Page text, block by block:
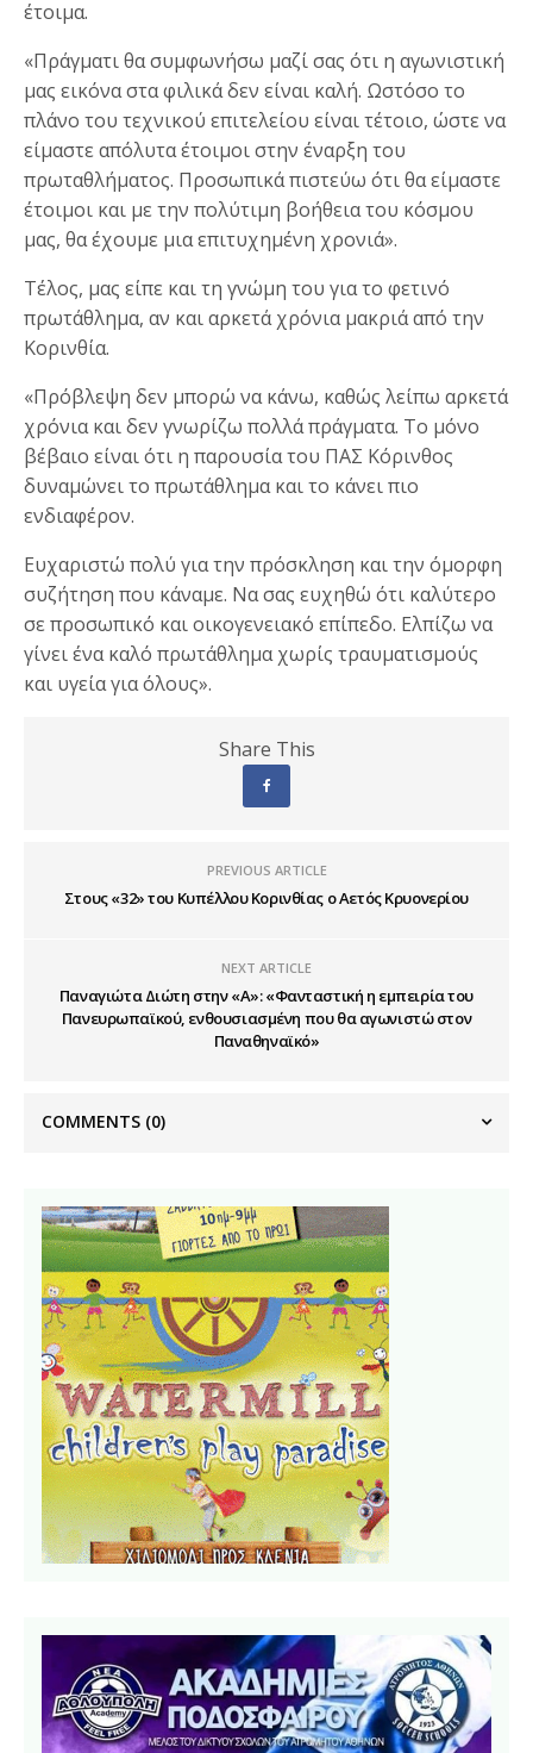
έτοιμα.
«Πράγματι θα συμφωνήσω μαζί σας ότι η αγωνιστική
μας εικόνα στα φιλικά δεν είναι καλή. Ωστόσο το
πλάνο του τεχνικού επιτελείου είναι τέτοιο, ώστε να
είμαστε απόλυτα έτοιμοι στην έναρξη του
πρωταθλήματος. Προσωπικά πιστεύω ότι θα είμαστε
έτοιμοι και με την πολύτιμη βοήθεια του κόσμου
μας, θα έχουμε μια επιτυχημένη χρονιά».
Τέλος, μας είπε και τη γνώμη του για το φετινό
πρωτάθλημα, αν και αρκετά χρόνια μακριά από την
Κορινθία.
«Πρόβλεψη δεν μπορώ να κάνω, καθώς λείπω αρκετά
χρόνια και δεν γνωρίζω πολλά πράγματα. Το μόνο
βέβαιο είναι ότι η παρουσία του ΠΑΣ Κόρινθος
δυναμώνει το πρωτάθλημα και το κάνει πιο
ενδιαφέρον.
Ευχαριστώ πολύ για την πρόσκληση και την όμορφη
συζήτηση που κάναμε. Να σας ευχηθώ ότι καλύτερο
σε προσωπικό και οικογενειακό επίπεδο. Ελπίζω να
γίνει ένα καλό πρωτάθλημα χωρίς τραυματισμούς
και υγεία για όλους».
Share This
PREVIOUS ARTICLE
Στους «32» του Κυπέλλου Κορινθίας ο Αετός Κρυονερίου
NEXT ARTICLE
Παναγιώτα Διώτη στην «Α»: «Φανταστική η εμπειρία του
Πανευρωπαϊκού, ενθουσιασμένη που θα αγωνιστώ στον
Παναθηναϊκό»
COMMENTS (0)